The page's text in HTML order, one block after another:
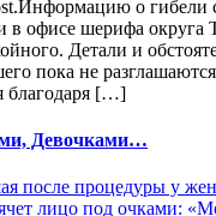
о гибели
в офисе шерифа округа
Детали и
пока не
благодаря […]
Девочками…
после процедуры у
лицо под очками: